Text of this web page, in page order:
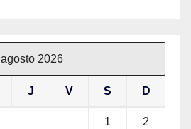
agosto 2026
J V S D
1 2